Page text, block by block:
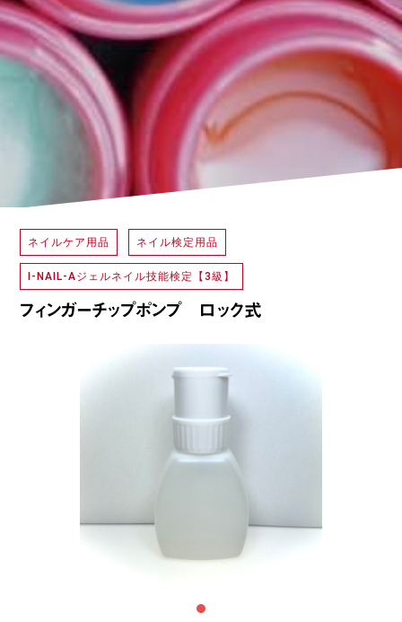
ネイルケア用品 ネイル検定用品
I-NAIL-Aジェルネイル技能検定【3級】
フィンガーチップポンプ ロック式